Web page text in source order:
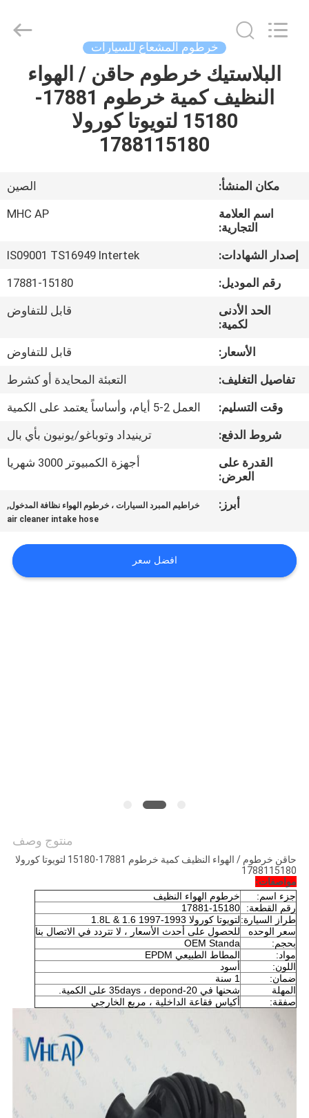
الصفحة
الرئيسية
معلومات
جولة
المعمل
مراقبة
الجودة
اتصل
خريطة
الموقع
Limited.
Reserved.
خرطوم المشعاع للسيارات
البلاستيك خرطوم حاقن / الهواء
النظيف كمية خرطوم 17881-
15180 لتويوتا كورولا
1788115180
مكان المنشأ:
الصين
اسم العلامة
التجارية:
MHC AP
إصدار الشهادات:
IS09001 TS16949 Intertek
رقم الموديل:
17881-15180
الحد الأدنى
لكمية:
قابل للتفاوض
الأسعار:
قابل للتفاوض
تفاصيل التغليف:
التعبئة المحايدة أو كشرط
وقت التسليم:
العمل 2-5 أيام، وأساساً يعتمد على الكمية
شروط الدفع:
ترينيداد وتوباغو/يونيون بأي بال
القدرة على
العرض:
أجهزة الكمبيوتر 3000 شهريا
أبرز: خراطيم المبرد السيارات ، خرطوم الهواء نظافة المدخول,
air cleaner intake hose
افضل سعر
منتوج وصف
حاقن خرطوم / الهواء النظيف كمية خرطوم 17881-15180 لتويوتا كورولا
1788115180
مواصفات:
جزء اسم:
خرطوم الهواء النظيف
رقم القطعة:
17881-15180
طراز السيارة:لتويوتا كورولا 1993-1997 1.6 & 1.8L
سعر الوحده
للحصول على أحدث الأسعار ، لا تتردد في الاتصال بنا
بحجم:
OEM Standa
مواد:
المطاط الطبيعي EPDM
اللون:
أسود
ضمان:
1 سنة
المهلة
شحنها في 20-35days ، depond على الكمية.
صفقة:
أكياس فقاعة الداخلية ، مربع الخارجي